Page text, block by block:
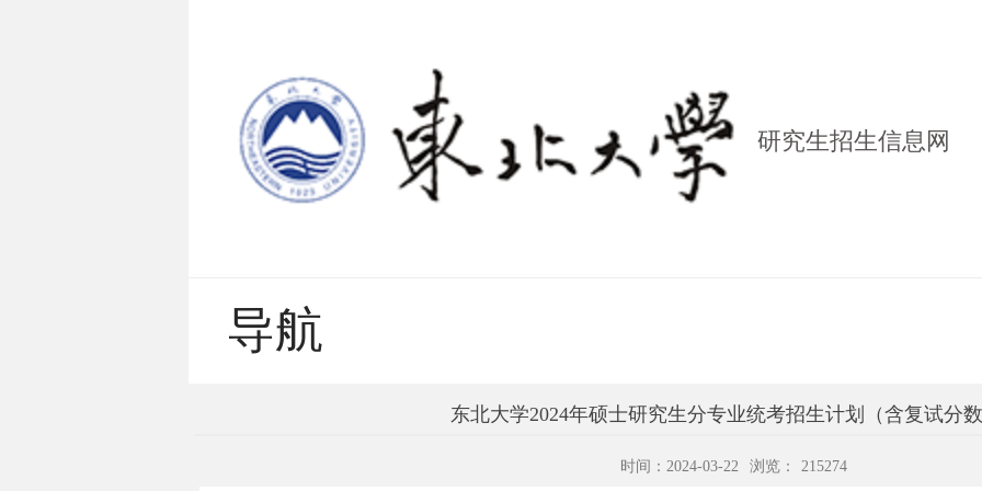
研究生招生信息网
导航
东北大学2024年硕士研究生分专业统考招生计划（含复试分
时间：2024-03-22 浏览： 215274